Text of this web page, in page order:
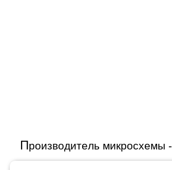
Производитель микросхемы -